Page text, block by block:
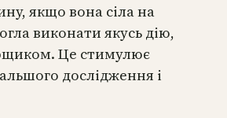
якщо вона сіла на
виконати якусь дію,
Це стимулює
дослідження і